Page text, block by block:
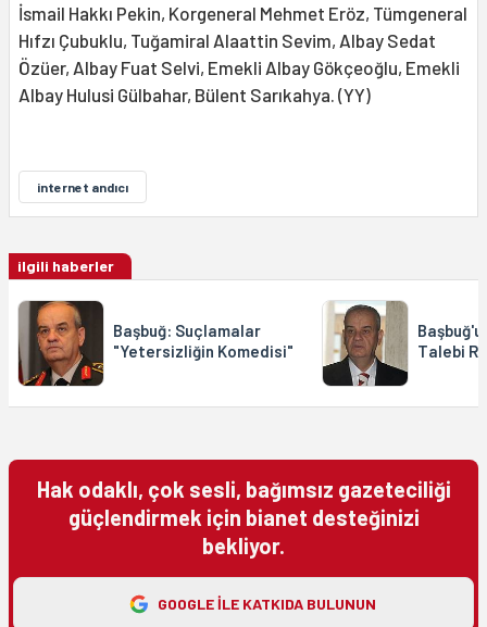
İsmail Hakkı Pekin, Korgeneral Mehmet Eröz, Tümgeneral
Hıfzı Çubuklu, Tuğamiral Alaattin Sevim, Albay Sedat
Özüer, Albay Fuat Selvi, Emekli Albay Gökçeoğlu, Emekli
Albay Hulusi Gülbahar, Bülent Sarıkahya. (YY)
internet andıcı
ilgili haberler
Başbuğ: Suçlamalar
"Yetersizliğin Komedisi"
Talebi
Hak odaklı, çok sesli, bağımsız gazeteciliği
güçlendirmek için bianet desteğinizi
bekliyor.
GOOGLE ILE KATKIDA BULUNUN